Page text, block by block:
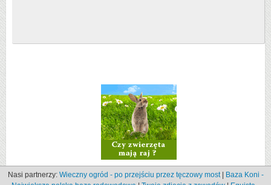
Nasi partnerzy: Wieczny ogród - po przejściu przez tęczowy most|
Baza Koni -